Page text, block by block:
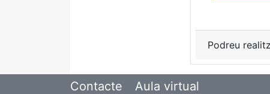
Podreu
Contacte Aula virtual